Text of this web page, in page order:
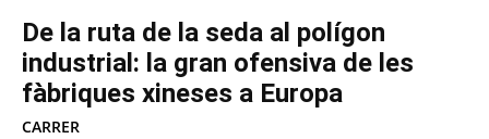
De la ruta de la seda al polígon
industrial: la gran ofensiva de les
fàbriques xineses a Europa
CARRER